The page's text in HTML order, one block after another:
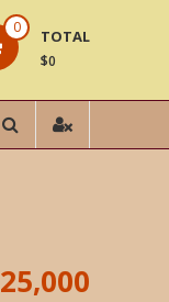
0 TOTAL
$0
25,000